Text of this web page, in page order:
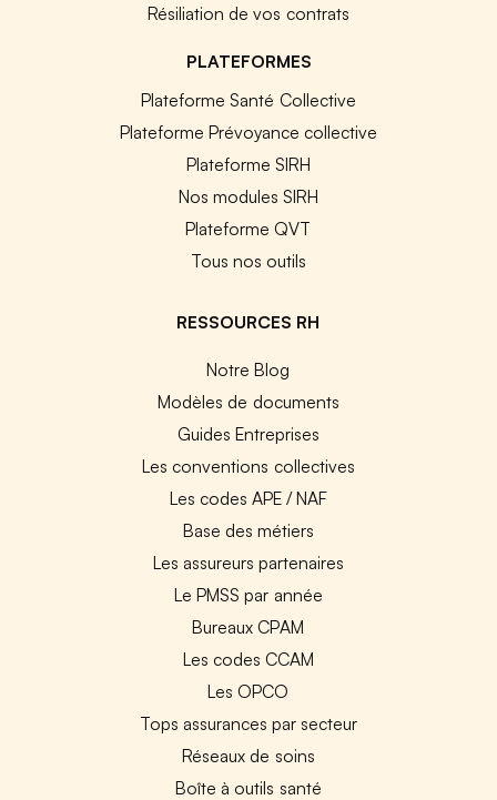
Résiliation de vos contrats
PLATEFORMES
Plateforme Santé Collective
Plateforme Prévoyance collective
Plateforme SIRH
Nos modules SIRH
Plateforme QVT
Tous nos outils
RESSOURCES RH
Notre Blog
Modèles de documents
Guides Entreprises
Les conventions collectives
Les codes APE / NAF
Base des métiers
Les assureurs partenaires
Le PMSS par année
Bureaux CPAM
Les codes CCAM
Les OPCO
Tops assurances par secteur
Réseaux de soins
Boîte à outils santé